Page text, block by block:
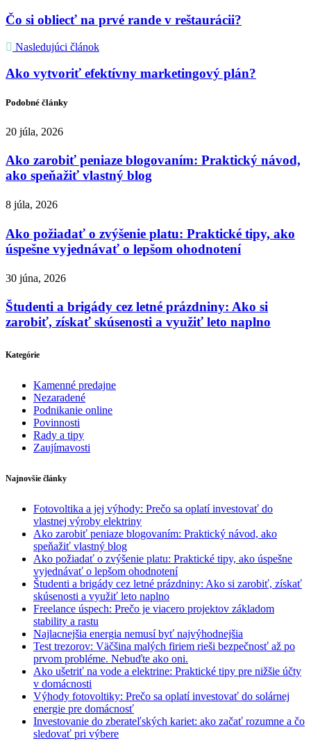
Čo si obliecť na prvé rande v reštaurácii?
Nasledujúci článok
Ako vytvoriť efektívny marketingový plán?
Podobné články
20 júla, 2026
Ako zarobiť peniaze blogovaním: Praktický návod,
ako speňažiť vlastný blog
8 júla, 2026
Ako požiadať o zvýšenie platu: Praktické tipy, ako
úspešne vyjednávať o lepšom ohodnotení
30 júna, 2026
Študenti a brigády cez letné prázdniny: Ako si
zarobiť, získať skúsenosti a využiť leto naplno
Kategórie
Kamenné predajne
Nezaradené
Podnikanie online
Povinnosti
Rady a tipy
Zaujímavosti
Najnovšie články
Fotovoltika a jej výhody: Prečo sa oplatí investovať do
vlastnej výroby elektriny
Ako zarobiť peniaze blogovaním: Praktický návod, ako
speňažiť vlastný blog
Ako požiadať o zvýšenie platu: Praktické tipy, ako úspešne
vyjednávať o lepšom ohodnotení
Študenti a brigády cez letné prázdniny: Ako si zarobiť, získať
skúsenosti a využiť leto naplno
Freelance úspech: Prečo je viacero projektov základom
stability a rastu
Najlacnejšia energia nemusí byť najvýhodnejšia
Test trezorov: Väčšina malých firiem rieši bezpečnosť až po
prvom probléme. Nebuďte ako oni.
Ako ušetriť na vode a elektrine: Praktické tipy pre nižšie účty
v domácnosti
Výhody fotovoltiky: Prečo sa oplatí investovať do solárnej
energie pre domácnosť
Investovanie do zberateľských kariet: ako začať rozumne a čo
sledovať pri výbere